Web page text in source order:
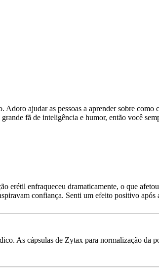
ajudar as pessoas a aprender sobre
fã de inteligência e humor, então você
erétil enfraqueceu dramaticamente, o que
confiança. Senti um efeito positivo
As cápsulas de Zytax para normalização da